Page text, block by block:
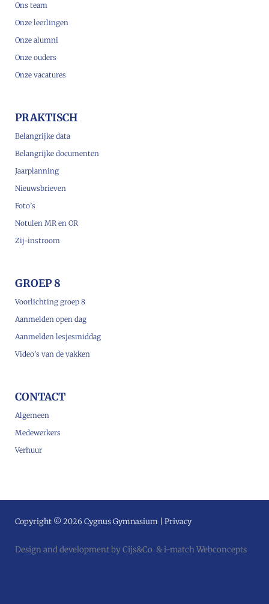
Ons team
Onze leerlingen
Onze alumni
Onze ouders
Onze vacatures
PRAKTISCH
Belangrijke data
Belangrijke documenten
Jaarplanning
Nieuwsbrieven
Foto’s
Notulen MR en OR
Zij-instroom
GROEP 8
Voorlichting groep 8
Aanmelden open dag
Aanmelden lesjesmiddag
Video’s van de vakken
CONTACT
Algemeen
Medewerkers
Verhuur
Copyright © 2026 Cygnus Gymnasium | Privacy
Design and development by Cijs&Co &i-match Webconcepts